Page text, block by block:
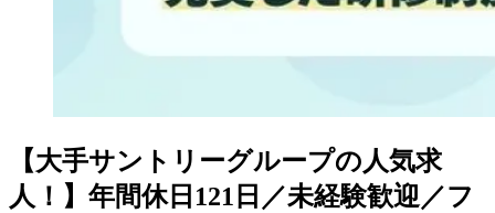
【大手サントリーグループの人気求
人！】年間休日121日／未経験歓迎／フ